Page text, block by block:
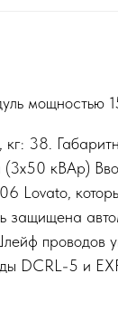
38.
(3х50 кВАр)
Lovato,
защищена
DCRL-5 и